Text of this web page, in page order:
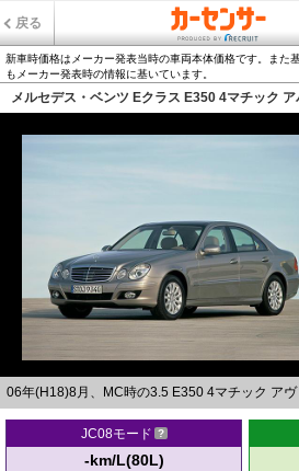
戻る
新車時価格はメーカー発表当時の車両本体価格です。また
もメーカー発表時の情報に基いています。
メルセデス・ベンツ Eクラス E350 4マチック
06年(H18)8月、MC時の3.5 E350 4マチック ア
JC08モード
-km/L(80L)